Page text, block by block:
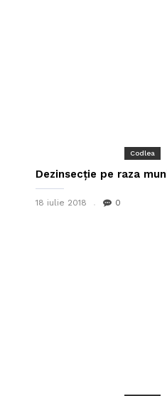
Codlea
Dezinsecție pe raza
18 iulie 2018 0